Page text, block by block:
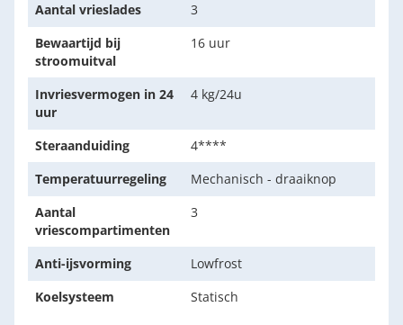
Aantal vrieslades
3
Bewaartijd bij
stroomuitval
16 uur
Invriesvermogen in 24
uur
4 kg/24u
Steraanduiding
4****
Temperatuurregeling
Mechanisch - draaiknop
Aantal
vriescompartimenten
3
Anti-ijsvorming
Lowfrost
Koelsysteem
Statisch